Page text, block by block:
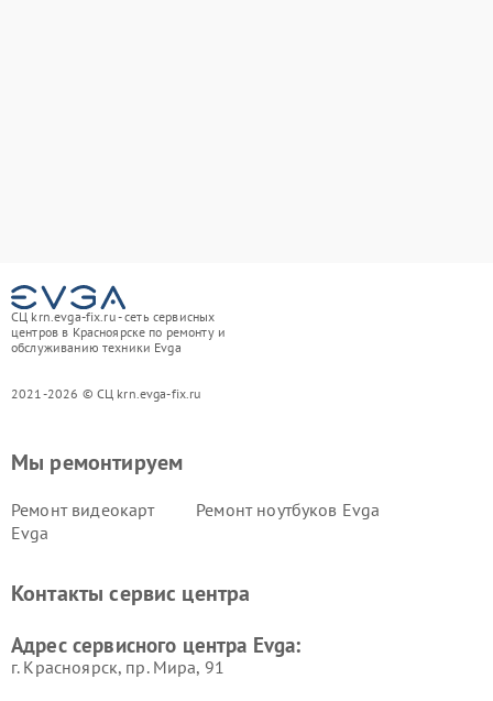
СЦ krn.evga-fix.ru - сеть сервисных
центров в Красноярске по ремонту и
обслуживанию техники Evga
2021-2026 © СЦ krn.evga-fix.ru
Мы ремонтируем
Ремонт видеокарт
Evga
Ремонт ноутбуков Evga
Контакты сервис центра
Адрес сервисного центра Evga:
г. Красноярск, ​пр. Мира, 91